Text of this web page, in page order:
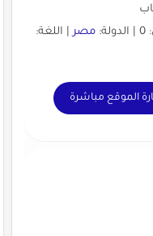
مصر| اللغة:
الموقع مباشرة